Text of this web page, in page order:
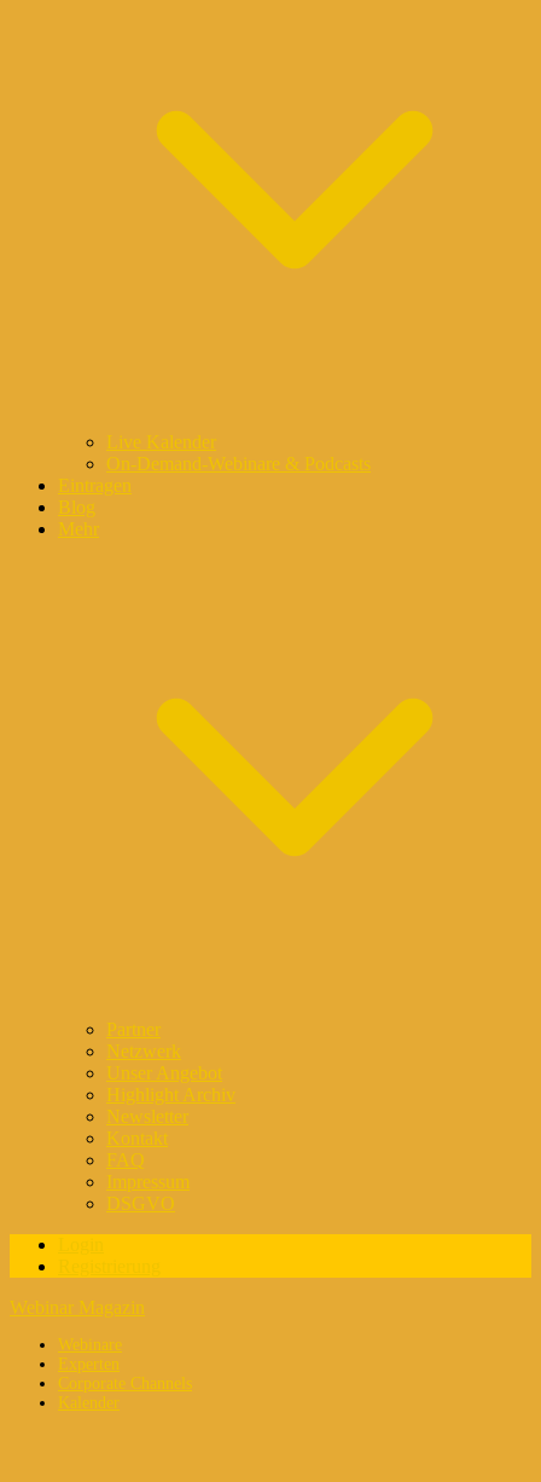
Live Kalender
On-Demand-Webinare & Podcasts
Eintragen
Blog
Mehr
Partner
Netzwerk
Unser Angebot
Highlight Archiv
Newsletter
Kontakt
FAQ
Impressum
DSGVO
Webinar Magazin
Webinare
Experten
Corporate Channels
Kalender